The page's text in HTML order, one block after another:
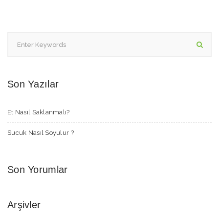
Son Yazılar
Et Nasıl Saklanmalı?
Sucuk Nasıl Soyulur ?
Son Yorumlar
Arşivler